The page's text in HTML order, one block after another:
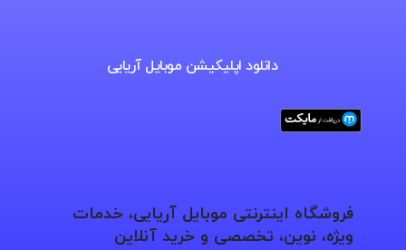
دانلود اپلیکیشن موبایل آریایی
فروشگاه اینترنتی موبایل آریایی، خدمات
ویژه، نوین، تخصصی و خرید آنلاین